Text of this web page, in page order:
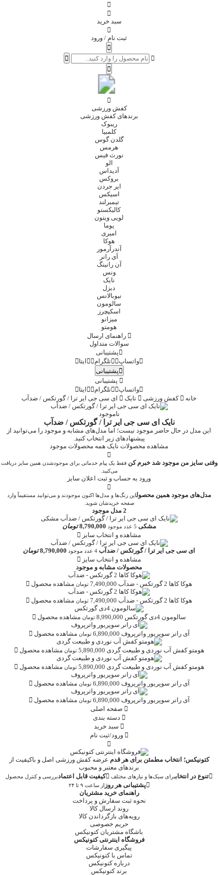
سبد خرید
ثبت نام / ورود
کفش ورزشی
برندهای کفش ورزشی
ریبوک
کلمبیا
گلدن گوس
هرمس
نورث فیس
الو
آدیداس
بروکس
ایر جردن
اسیکس
تیمبرلند
کالیکستو
لویی ویتون
پوما
امیری
هوکا
آندرآرمور
آی رانر
آن رانینگ
ونس
نایک
دیزل
نیوبالانس
سالومون
اسکیچرز
میزانو
هومتو
راهنمای ارسال
سوالات متداول
پشتیبانی
واتساپ
تلگرام
ایتا
پشتیبانی
پشتیبانی
واتساپ
تلگرام
ایتا
خانه
کفش ورزشی نایک ای سی جی ایر ترا / گورتکس / ضدآب
ناموجود
نایک ای سی جی ایر ترا / گورتکس / ضدآب
این مدل در حال حاضر موجود نیست؛ اما مدل‌های مشابه و موجود را می‌توانید از
پیشنهادهای زیر انتخاب کنید.
مشاهده محصولات نایک همه محصولات موجود
وقتی سایز من موجود شد خبرم کن فقط یک پیام خدماتی برای موجودشدن همین سایز دریافت
می‌کنید.
ورود به حساب و ثبت اعلان سایز
مدل‌های موجود همین محصولاین رنگ‌ها و مدل‌ها اکنون موجودند و می‌توانید مستقیماً وارد
صفحه خریدشان شوید.
2 مدل موجود
مشکی 5 عدد موجود 8,790,000 تومان
مشاهده و انتخاب سایز
ای سی جی ایر ترا / گورتکس / ضدآب 4 عدد موجود 8,790,000 تومان
مشاهده و انتخاب سایز
محصولات مشابه و موجود
هوکا کاها 2 گورتکس - ضدآب 7,490,000 تومان مشاهده محصول
هوکا کاها 2 گورتکس - ضدآب 7,490,000 تومان مشاهده محصول
سالومون 4دی گورتکس 8,990,000 تومان مشاهده محصول
آی رانر سوپریور واترپروف 6,890,000 تومان مشاهده محصول
هومتو کفش آب نوردی و طبیعت گردی 5,890,000 تومان مشاهده محصول
هومتو کفش آب نوردی و طبیعت گردی 5,890,000 تومان مشاهده محصول
آی رانر سوپریور واترپروف 6,890,000 تومان مشاهده محصول
آی رانر سوپریور واترپروف 6,890,000 تومان مشاهده محصول
صفحه اصلی
دسته بندی
سبد خرید
ورود/ثبت نام
کتونیکس؛ انتخاب مطمئن برای هر قدم عرضه کفش ورزشی اصل و باکیفیت از
برندهای معتبر و محبوب
تنوع در انتخاببرای سبک‌ها و نیازهای مختلف کیفیت قابل اعتمادبررسی و کنترل محصول
پشتیبانی هر روز از ساعت ۹ تا ۲۴
راهنمای خرید مشتریان
نحوه ثبت سفارش و پرداخت
روند ارسال کالا
رویه‌های بازگرداندن کالا
حریم خصوصی
باشگاه مشتریان کتونیکس
فروشگاه اینترنتی کتونیکس
پیگیری سفارشات
تماس با کتونیکس
درباره کتونیکس
برند کتونیکس